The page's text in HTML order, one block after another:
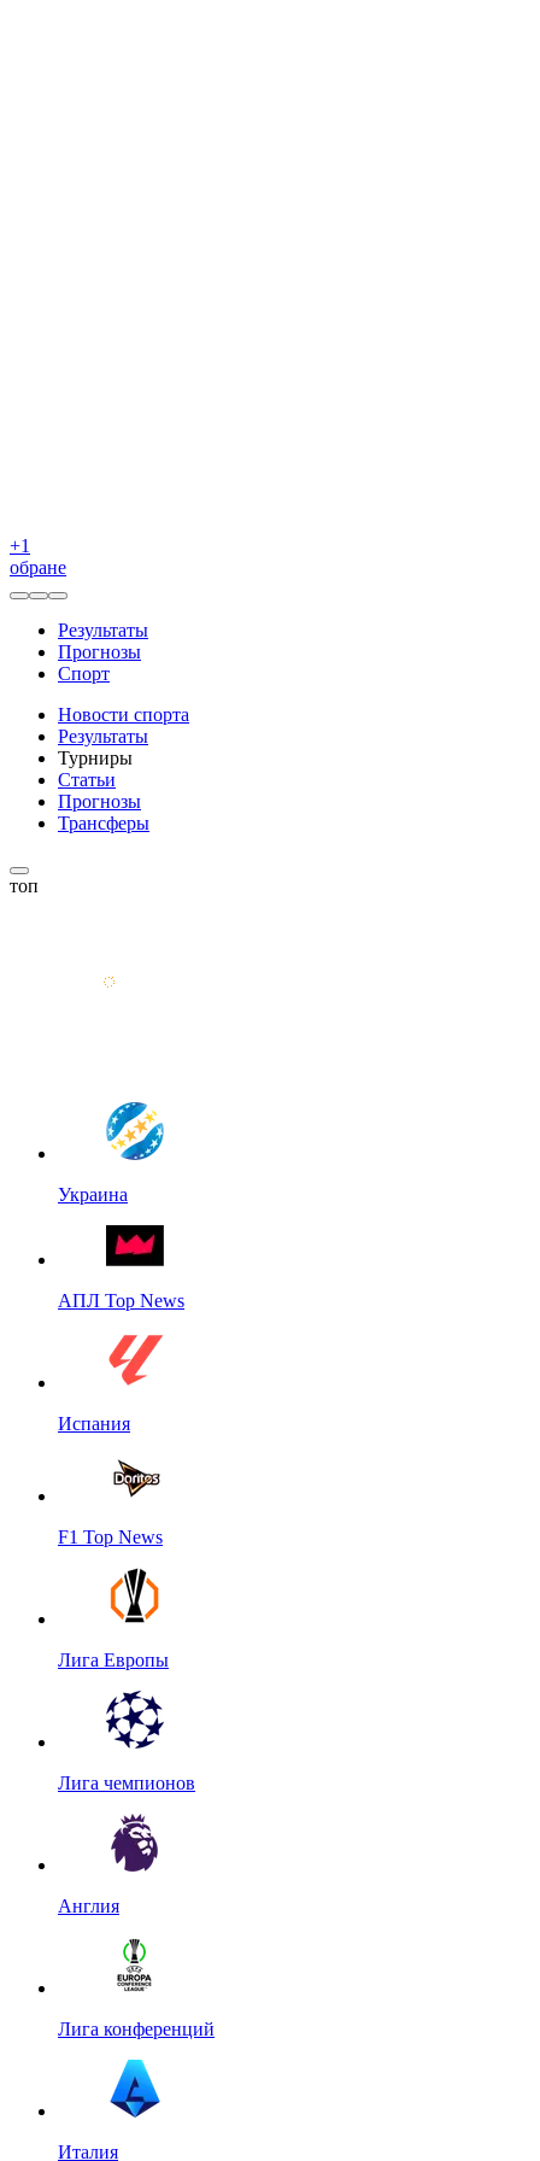
+1
обране
Результаты
Прогнозы
Спорт
Новости спорта
Результаты
Турниры
Статьи
Прогнозы
Трансферы
топ
Украина
АПЛ Top News
Испания
F1 Top News
Лига Европы
Лига чемпионов
Англия
Лига конференций
Италия